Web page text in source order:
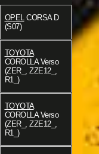
OPELCORSA D
(S07)
TOYOTA
COROLLA Verso
(ZER_, ZZE12_,
R1_)
TOYOTA
COROLLA Verso
(ZER_, ZZE12_,
R1_)